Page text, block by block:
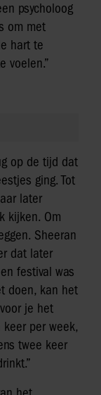
psycholoog
om met
hart te
voelen.”
op de tijd dat
ging. Tot
later
kijken. Om
Sheeran
dat later
festival was
doen, kan het
je het
per week,
twee keer